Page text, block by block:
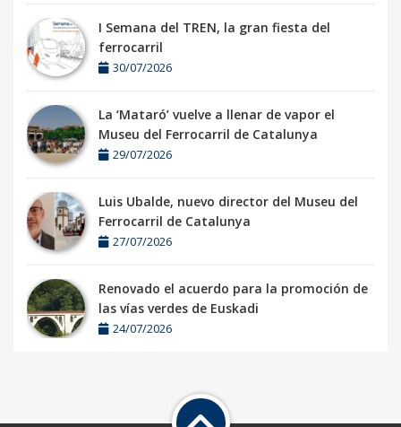
I Semana del TREN, la gran fiesta del
ferrocarril
30/07/2026
La ‘Mataró’ vuelve a llenar de vapor el
Museu del Ferrocarril de Catalunya
29/07/2026
Luis Ubalde, nuevo director del Museu del
Ferrocarril de Catalunya
27/07/2026
Renovado el acuerdo para la promoción de
las vías verdes de Euskadi
24/07/2026